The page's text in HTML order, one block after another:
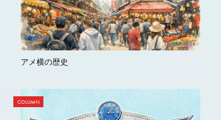
Jan 09, 2026
アメ横の歴史
COLUMN